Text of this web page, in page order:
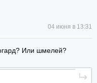
04 июня в 13:31
Или шмелей?